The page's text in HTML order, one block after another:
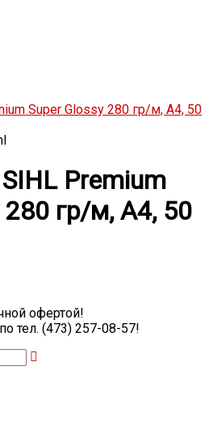
Premium
280 гр/м, A4, 50
офертой!
тел. (473) 257-08-57!